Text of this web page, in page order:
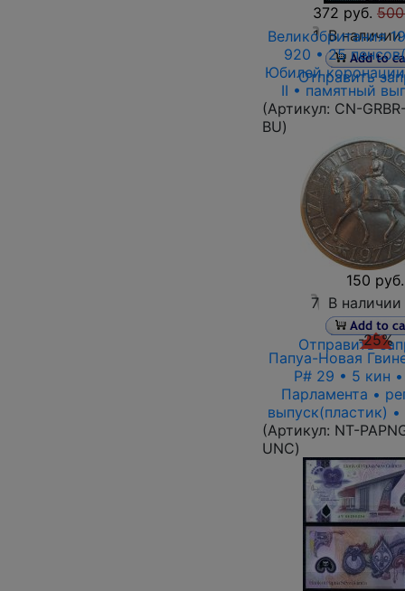
372 руб.
1 В
Отправить
Великобритания
920 • 25
Юбилей
II • памятный
(Артикул: CN-
BU)
150 руб.
7 В
Отправить-25%
Папуа-Новая
P# 29 • 5 кин
Парламента •
выпуск(пластик) •
(Артикул: NT-
UNC)